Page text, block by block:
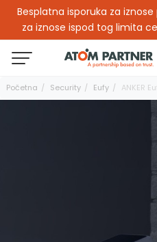
Besplatna isporuka za iznose
za iznose ispod tog limita
Početna Security Eufy ANKER